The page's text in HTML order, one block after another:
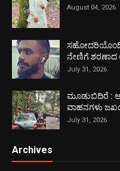
August 04, 2026
ನೇಣಿಗೆ
July 31, 2026
ಮೂಡುಬಿದಿರೆ :
ವಾಹನಗಳು
July 31, 2026
Archives